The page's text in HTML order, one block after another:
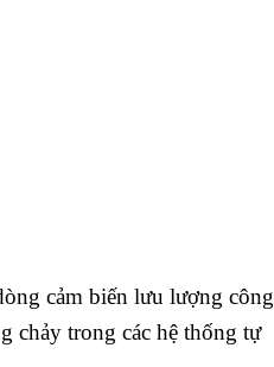
cảm biến lưu lượng công
chảy trong các hệ thống tự